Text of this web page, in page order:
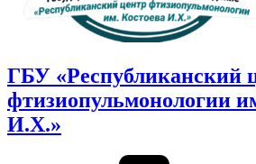
ГБУ «Республиканский
фтизиопульмонологии
И.Х.»